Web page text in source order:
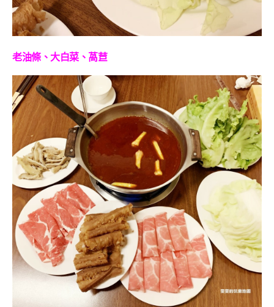
老油條、大白菜、萵苣